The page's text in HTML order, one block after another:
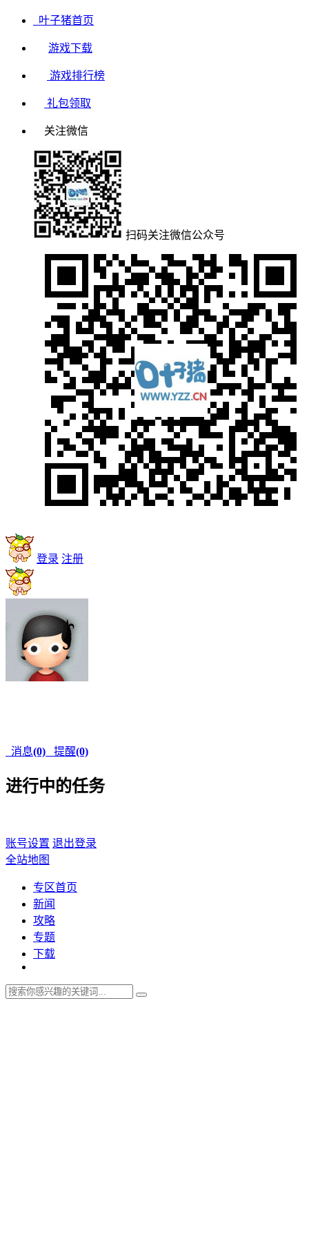
叶子猪首页
游戏下载
游戏排行榜
礼包领取
关注微信
扫码关注微信公众号
登录 注册
消息(0) 提醒(0)
进行中的任务
账号设置 退出登录
全站地图
专区首页
新闻
攻略
专题
下载